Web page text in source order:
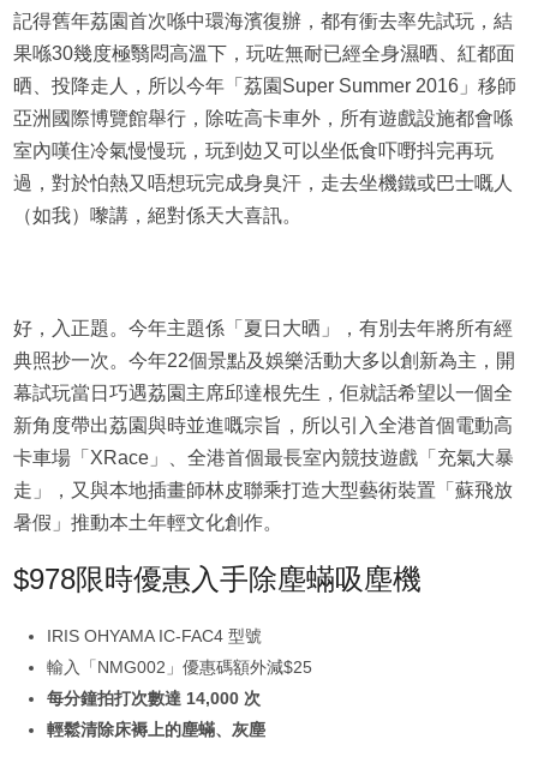
記得舊年荔園首次喺中環海濱復辦，都有衝去率先試玩，結
果喺30幾度極翳悶高溫下，玩咗無耐已經全身濕晒、紅都面
晒、投降走人，所以今年「荔園Super Summer 2016」移師
亞洲國際博覽館舉行，除咗高卡車外，所有遊戲設施都會喺
室內嘆住冷氣慢慢玩，玩到攰又可以坐低食吓嘢抖完再玩
過，對於怕熱又唔想玩完成身臭汗，走去坐機鐵或巴士嘅人
（如我）嚟講，絕對係天大喜訊。
好，入正題。今年主題係「夏日大晒」，有別去年將所有經
典照抄一次。今年22個景點及娛樂活動大多以創新為主，開
幕試玩當日巧遇荔園主席邱達根先生，佢就話希望以一個全
新角度帶出荔園與時並進嘅宗旨，所以引入全港首個電動高
卡車場「XRace」、全港首個最長室內競技遊戲「充氣大暴
走」，又與本地插畫師林皮聯乘打造大型藝術裝置「蘇飛放
暑假」推動本土年輕文化創作。
$978限時優惠入手除塵蟎吸塵機
IRIS OHYAMA IC-FAC4 型號
輸入「NMG002」優惠碼額外減$25
每分鐘拍打次數達 14,000 次
輕鬆清除床褥上的塵蟎、灰塵